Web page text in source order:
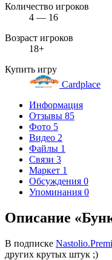
Количество игроков
4 — 16
Возраст игроков
18+
Купить игру
Cardplace
Информация
Отзывы 85
Фото 5
Видео 2
Файлы 1
Связи 3
Маркет 1
Обсуждения 0
Упоминания 0
Описание
В подписке
других крутых штук ;)